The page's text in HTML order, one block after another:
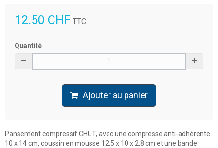
12.50 CHF TTC
Quantité
Ajouter au panier
Pansement compressif CHUT, avec une compresse anti-adhérente
10 x 14 cm, coussin en mousse 12.5 x 10 x 2.8 cm et une bande